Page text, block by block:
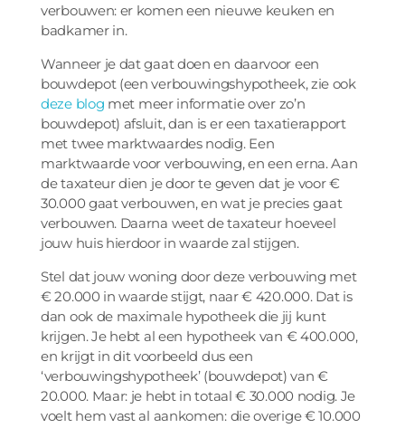
verbouwen: er komen een nieuwe keuken en
badkamer in.
Wanneer je dat gaat doen en daarvoor een
bouwdepot (een verbouwingshypotheek, zie ook
deze blog met meer informatie over zo’n
bouwdepot) afsluit, dan is er een taxatierapport
met twee marktwaardes nodig. Een
marktwaarde voor verbouwing, en een erna. Aan
de taxateur dien je door te geven dat je voor €
30.000 gaat verbouwen, en wat je precies gaat
verbouwen. Daarna weet de taxateur hoeveel
jouw huis hierdoor in waarde zal stijgen.
Stel dat jouw woning door deze verbouwing met
€ 20.000 in waarde stijgt, naar € 420.000. Dat is
dan ook de maximale hypotheek die jij kunt
krijgen. Je hebt al een hypotheek van € 400.000,
en krijgt in dit voorbeeld dus een
‘verbouwingshypotheek’ (bouwdepot) van €
20.000. Maar: je hebt in totaal € 30.000 nodig. Je
voelt hem vast al aankomen: die overige € 10.000